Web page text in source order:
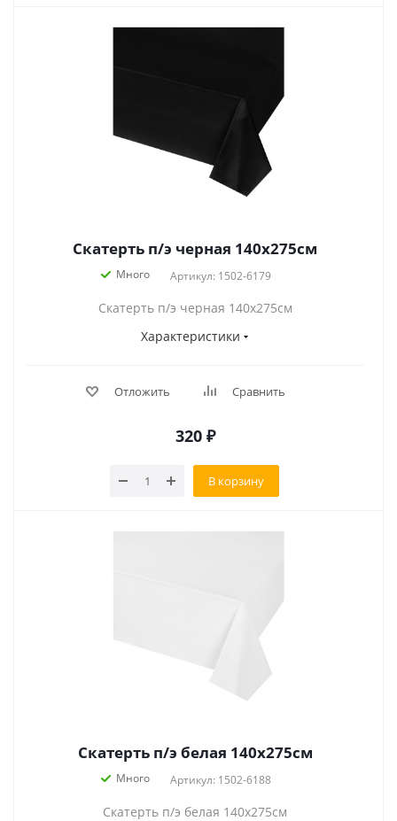
Скатерть п/э черная 140х275см
Много Артикул: 1502-6179
Скатерть п/э черная 140х275см
Характеристики
Отложить Сравнить
320 ₽
В корзину
Скатерть п/э белая 140х275см
Много Артикул: 1502-6188
Скатерть п/э белая 140х275см